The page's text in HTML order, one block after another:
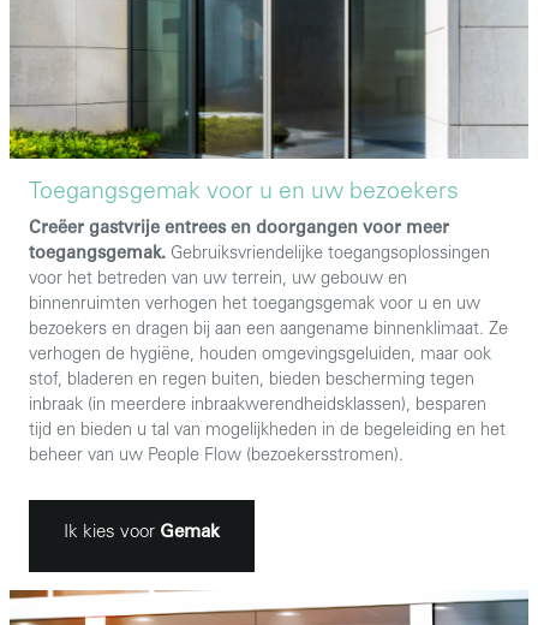
Toegangsgemak voor u en uw bezoekers
Creëer gastvrije entrees en doorgangen voor meer
toegangsgemak. Gebruiksvriendelijke toegangsoplossingen
voor het betreden van uw terrein, uw gebouw en
binnenruimten verhogen het toegangsgemak voor u en uw
bezoekers en dragen bij aan een aangename binnenklimaat. Ze
verhogen de hygiëne, houden omgevingsgeluiden, maar ook
stof, bladeren en regen buiten, bieden bescherming tegen
inbraak (in meerdere inbraakwerendheidsklassen), besparen
tijd en bieden u tal van mogelijkheden in de begeleiding en het
beheer van uw People Flow (bezoekersstromen).
Ik kies voor Gemak